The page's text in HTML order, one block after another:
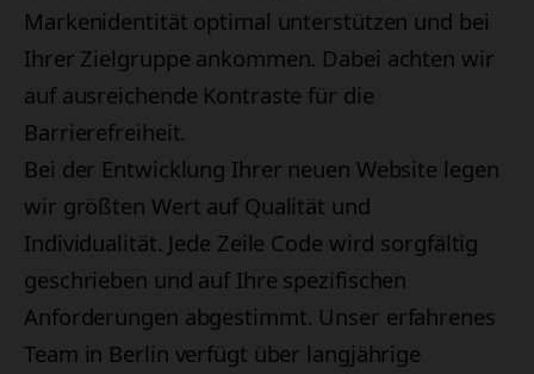
Markenidentität optimal unterstützen und bei
Ihrer Zielgruppe ankommen. Dabei achten wir
auf ausreichende Kontraste für die
Barrierefreiheit.
Bei der Entwicklung Ihrer neuen Website legen
wir größten Wert auf Qualität und
Individualität. Jede Zeile Code wird sorgfältig
geschrieben und auf Ihre spezifischen
Anforderungen abgestimmt. Unser erfahrenes
Team in Berlin verfügt über langjährige